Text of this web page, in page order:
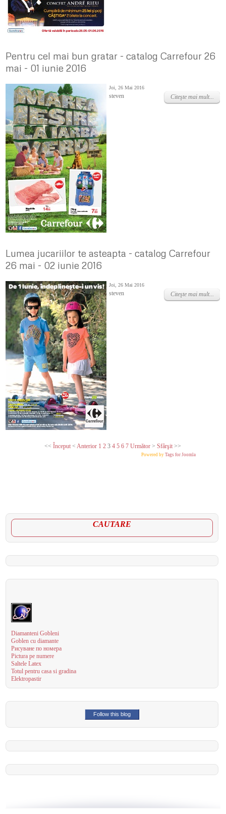
Pentru cel mai bun gratar - catalog Carrefour 26
mai - 01 iunie 2016
Joi, 26 Mai 2016
steven Citeşte mai mult...
Lumea jucariilor te asteapta - catalog Carrefour
26 mai - 02 iunie 2016
Joi, 26 Mai 2016
steven Citeşte mai mult...
<<Început <Anterior 1 2 3 4 5 6 7 Următor >Sfârşit >>
Powered by Tags for Joomla
CAUTARE
Diamanteni Gobleni
Goblen cu diamante
Рисуване по номера
Pictura pe numere
Saltele Latex
Totul pentru casa si gradina
Elektropastir
Follow this blog